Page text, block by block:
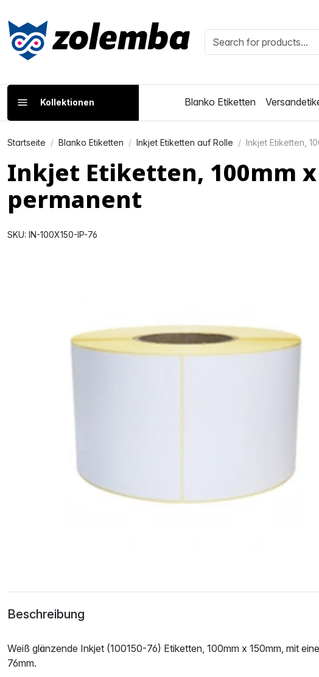
Kollektionen Blanko Etiketten
Startseite Blanko Etiketten Inkjet Etiketten auf Rolle Inkjet Etiketten,
Inkjet Etiketten, 100mm
permanent
SKU: IN-100X150-IP-76
Beschreibung
Weiß glänzende Inkjet (100150-76) Etiketten, 100mm x 150mm, mit
76mm.